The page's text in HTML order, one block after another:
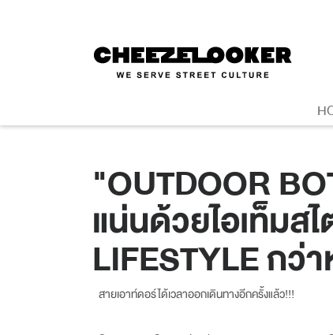
"OUTDOOR
แน่นด้วยไอเท็มส
LIFESTYLE กว่
สายเอาท์ดอร์ได้เวลาออกเดินทางอีกครั้งแล้ว!!!